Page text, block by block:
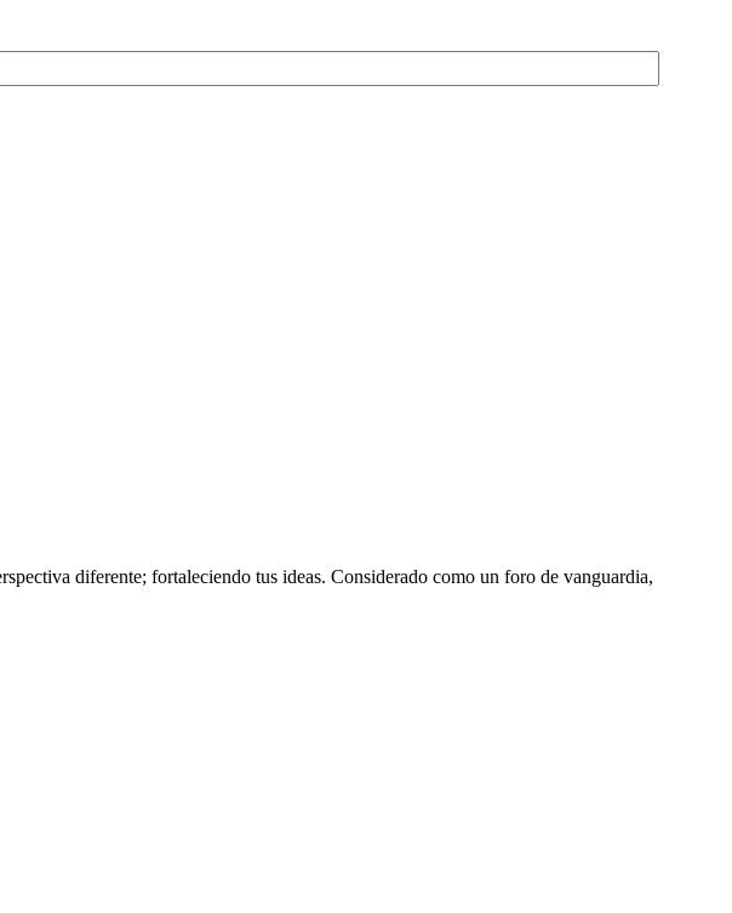
diferente; fortaleciendo tus ideas. Considerado como un foro de vanguardia,